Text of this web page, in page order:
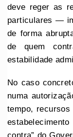
deve reger as
particulares —
de forma
de quem
estabilidade
No caso
numa
tempo,